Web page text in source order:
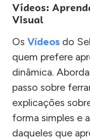
Vídeos:
Visual
Os Vídeos do
quem prefere
dinâmica.
passo sobre
explicações
forma simples e
daqueles que